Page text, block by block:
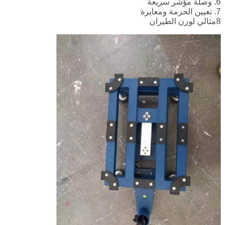
6. وصلة مؤشر سريعة
7. تعيين الحزمة ومعايرة
8مثالي لوزن الطيران